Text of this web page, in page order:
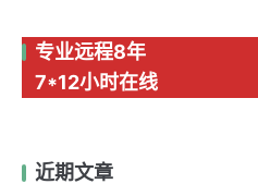
专业远程8年
7*12小时在线
近期文章